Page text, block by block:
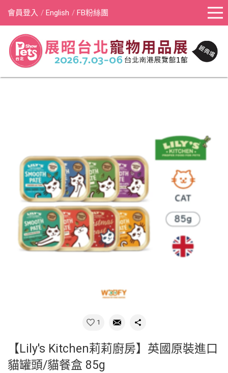
會員登入 English FB粉絲團
1
【Lily's Kitchen莉莉廚房】英國原裝進口
貓罐頭/貓餐盒 85g